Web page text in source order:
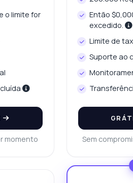
o limite for
momento
Então
excedido.
Limite de
Suporte ao
Sem